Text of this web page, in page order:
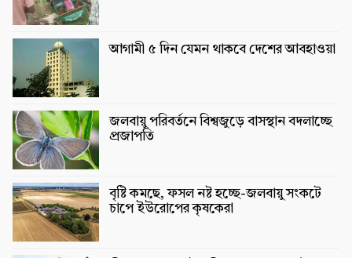
আগামী ৫ দিন যেমন থাকবে দেশের আবহাওয়া
জলবায়ু পরিবর্তনে বিশ্বজুড়ে বাসস্থান বদলাচ্ছে
প্রজাপতি
বৃষ্টি কমছে, ফসল নষ্ট হচ্ছে-জলবায়ু সংকটে
চাপে ইউরোপের কৃষকেরা